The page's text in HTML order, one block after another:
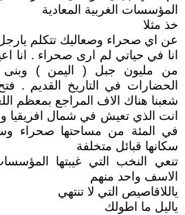
المؤسسات الغربية المعادية
خذ مثلا
عن اي صحراء وصعاليك تتكلم
انا في حياتي لم ارى صحراء . انا
من مليون جبل ( اليمن ) وبنى
الحضارات في التاريخ القديم .
شعبنا هناك الاف المراجع بمعظم
انت الذي تعيش في شمال افريقيا
في المئة من مساحتها صحراء
سكانها قبائل متخلفة
تنعي النخب التي غيبتها
الاسف واحد منهم
ياللاقاصيص التي لا تنتهي
ياليل ما اطولك